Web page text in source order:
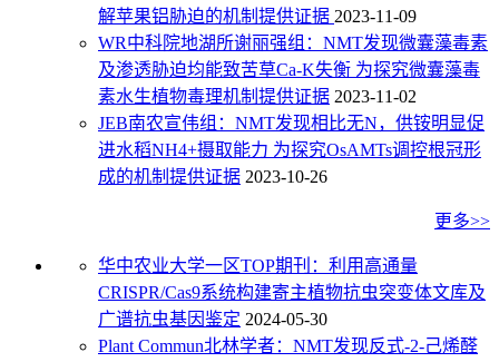
解苹果铝胁迫的机制提供证据 2023-11-09
WR中科院地湖所谢丽强组：NMT发现微囊藻毒素
及渗透胁迫均能致苦草Ca-K失衡 为探究微囊藻毒
素水生植物毒理机制提供证据 2023-11-02
JEB南农宣伟组：NMT发现相比无N，供铵明显促
进水稻NH4+摄取能力 为探究OsAMTs调控根冠形
成的机制提供证据 2023-10-26
更多>>
华中农业大学一区TOP期刊：利用高通量
CRISPR/Cas9系统构建寄主植物抗虫突变体文库及
广谱抗虫基因鉴定 2024-05-30
Plant Commun北林学者：NMT发现反式-2-己烯醛